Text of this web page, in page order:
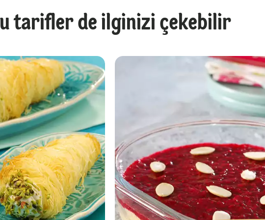
tarifler de ilginizi çekebilir
Mangolu Tiramisu